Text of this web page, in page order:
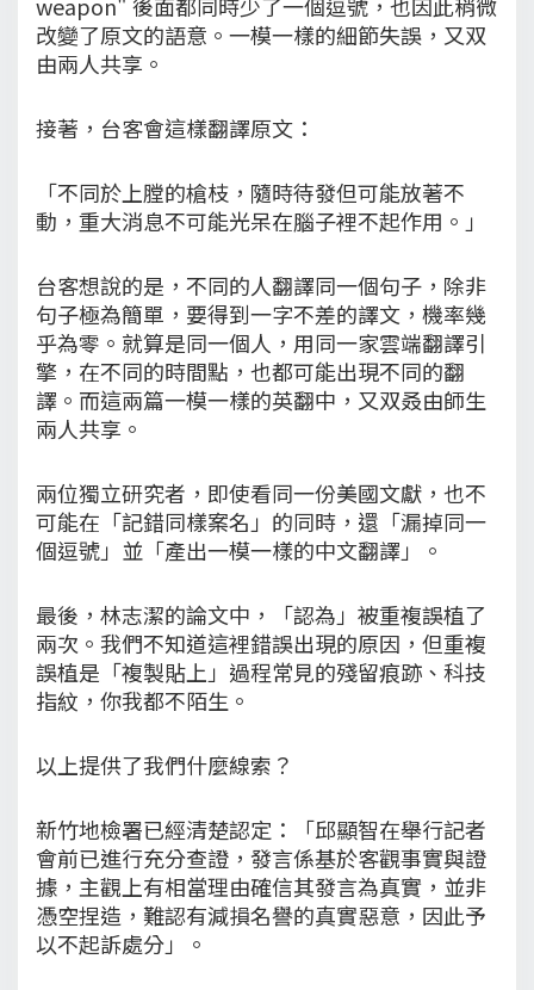
改變了原文的語意。一模一樣的細節失誤，又双
由兩人共享。
接著，台客會這樣翻譯原文：
「不同於上膛的槍枝，隨時待發但可能放著不
動，重大消息不可能光呆在腦子裡不起作用。」
台客想說的是，不同的人翻譯同一個句子，除非
句子極為簡單，要得到一字不差的譯文，機率幾
乎為零。就算是同一個人，用同一家雲端翻譯引
擎，在不同的時間點，也都可能出現不同的翻
譯。而這兩篇一模一樣的英翻中，又双叒由師生
兩人共享。
兩位獨立研究者，即使看同一份美國文獻，也不
可能在「記錯同樣案名」的同時，還「漏掉同一
個逗號」並「產出一模一樣的中文翻譯」。
最後，林志潔的論文中，「認為」被重複誤植了
兩次。我們不知道這裡錯誤出現的原因，但重複
誤植是「複製貼上」過程常見的殘留痕跡、科技
指紋，你我都不陌生。
以上提供了我們什麼線索？
新竹地檢署已經清楚認定：「邱顯智在舉行記者
會前已進行充分查證，發言係基於客觀事實與證
據，主觀上有相當理由確信其發言為真實，並非
憑空捏造，難認有減損名譽的真實惡意，因此予
以不起訴處分」。